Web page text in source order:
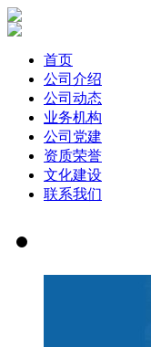
首页
公司介绍
公司动态
业务机构
公司党建
资质荣誉
文化建设
联系我们